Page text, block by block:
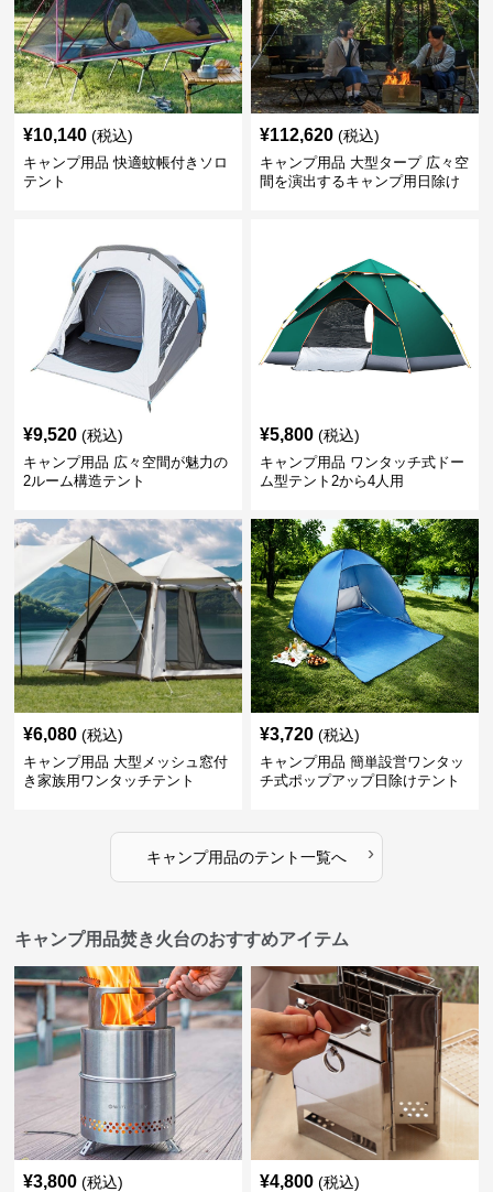
¥10,140 (税込)
キャンプ用品 快適蚊帳付きソロ
テント
¥112,620 (税込)
キャンプ用品 大型タープ 広々空
間を演出するキャンプ用日除け
¥9,520 (税込)
キャンプ用品 広々空間が魅力の
2ルーム構造テント
¥5,800 (税込)
キャンプ用品 ワンタッチ式ドー
ム型テント2から4人用
¥6,080 (税込)
キャンプ用品 大型メッシュ窓付
き家族用ワンタッチテント
¥3,720 (税込)
キャンプ用品 簡単設営ワンタッ
チ式ポップアップ日除けテント
キャンプ用品のテント一覧へ ›
キャンプ用品焚き火台のおすすめアイテム
¥3,800 (税込) ¥4,800 (税込)